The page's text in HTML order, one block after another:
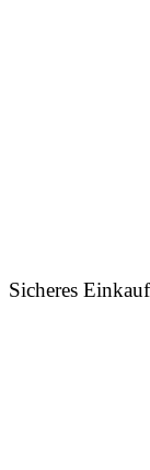
Sicheres